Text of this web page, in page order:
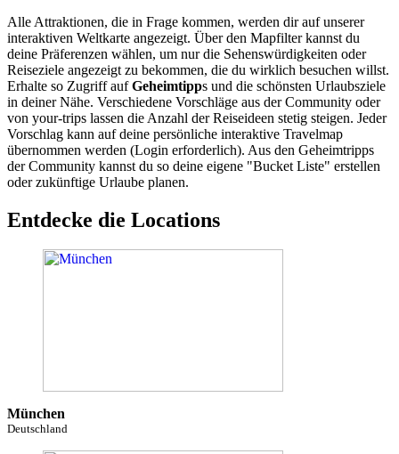
Alle Attraktionen, die in Frage kommen, werden dir auf unserer
interaktiven Weltkarte angezeigt. Über den Mapfilter kannst du
deine Präferenzen wählen, um nur die Sehenswürdigkeiten oder
Reiseziele angezeigt zu bekommen, die du wirklich besuchen willst.
Erhalte so Zugriff aufGeheimtipps und die schönsten Urlaubsziele
in deiner Nähe. Verschiedene Vorschläge aus der Community oder
von your-trips lassen die Anzahl der Reiseideen stetig steigen. Jeder
Vorschlag kann auf deine persönliche interaktive Travelmap
übernommen werden (Login erforderlich). Aus den Geheimtripps
der Community kannst du so deine eigene "Bucket Liste" erstellen
oder zukünftige Urlaube planen.
Entdecke die Locations
München
Deutschland